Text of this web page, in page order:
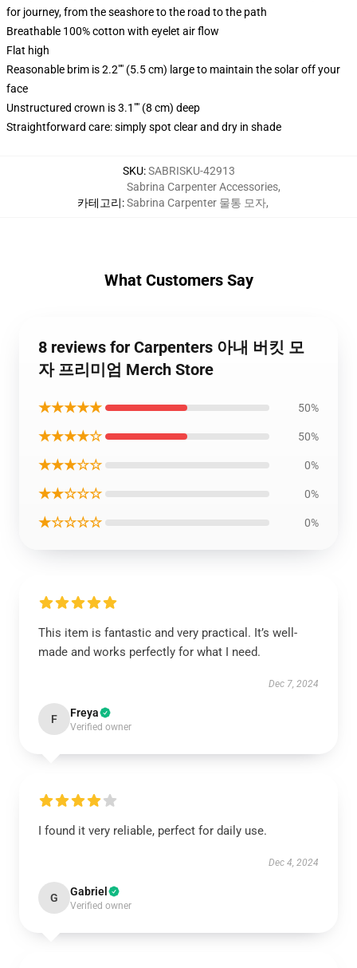
for journey, from the seashore to the road to the path
Breathable 100% cotton with eyelet air flow
Flat high
Reasonable brim is 2.2"" (5.5 cm) large to maintain the solar off your
face
Unstructured crown is 3.1"" (8 cm) deep
Straightforward care: simply spot clear and dry in shade
SKU:SABRISKU-42913
카테고리:
Sabrina Carpenter Accessories,
Sabrina Carpenter 물통 모자,
What Customers Say
8 reviews for Carpenters 아내 버킷 모
자 프리미엄 Merch Store
★★★★★ 50%
★★★★☆ 50%
★★★☆☆ 0%
★★☆☆☆ 0%
★☆☆☆☆ 0%
This item is fantastic and very practical. It’s well-
made and works perfectly for what I need.
Dec 7, 2024
F Freya
Verified owner
I found it very reliable, perfect for daily use.
Dec 4, 2024
G Gabriel
Verified owner